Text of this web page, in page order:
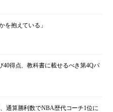
を抱えている」
40得点、教科書に載せるべき第4Qパ
通算勝利数でNBA歴代コーチ1位に